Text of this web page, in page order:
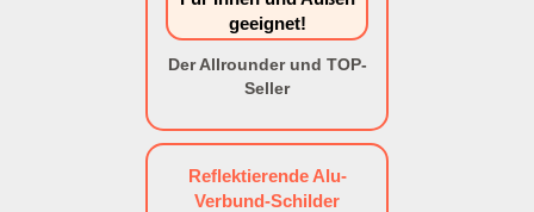
geeignet!
Der Allrounder und TOP-
Seller
Reflektierende Alu-
Verbund-Schilder